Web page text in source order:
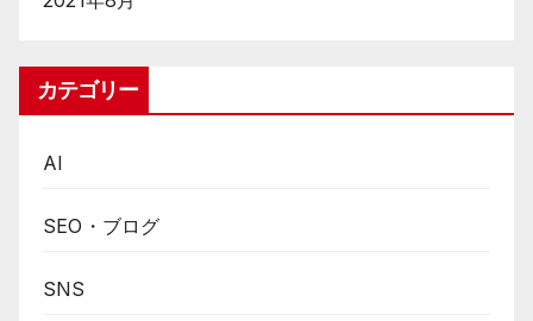
カテゴリー
AI
SEO・ブログ
SNS